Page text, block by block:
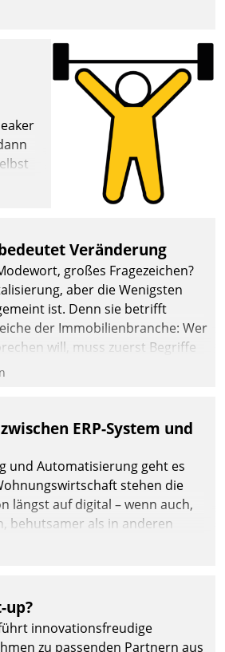
es
Veränderung
großes Fragezeichen?
aber die Wenigsten
ist. Denn sie betrifft
der Immobilienbranche: Wer
will, muss zuerst Begriffe
die betriebliche Optimierung:
optimierte und automatisierte
darf nicht zu viel erwarten: Allein
neuen Software ist es nicht
erfordert von Unternehmen
zu überprüfen, zu hinterfragen
ERP-System und
und Automatisierung geht es
stehen die
längst auf digital – wenn auch,
behutsamer als in anderen
up?
innovationsfreudige
zu passenden Partnern aus